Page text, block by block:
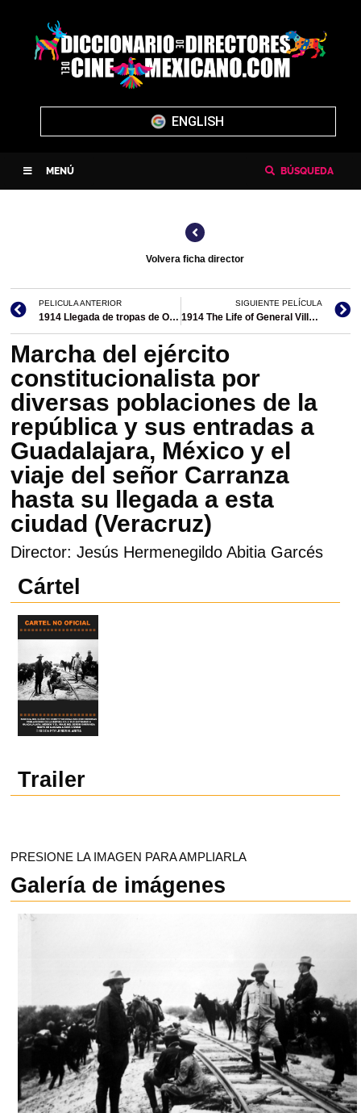
ENGLISH
MENÚ BÚSQUEDA
Volvera ficha director
PELICULA ANTERIOR
1914 Llegada de tropas de Obregón a Guadalajara
SIGUIENTE PELÍCULA
1914 The Life of General Villa (única película en México)
Marcha del ejército
constitucionalista por
diversas poblaciones de la
república y sus entradas a
Guadalajara, México y el
viaje del señor Carranza
hasta su llegada a esta
ciudad (Veracruz)
Director: Jesús Hermenegildo Abitia Garcés
Cártel
Trailer
PRESIONE LA IMAGEN PARA AMPLIARLA
Galería de imágenes